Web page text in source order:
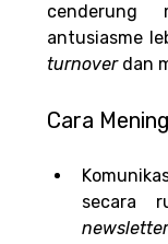
cenderung
turnover dan
Cara
secara